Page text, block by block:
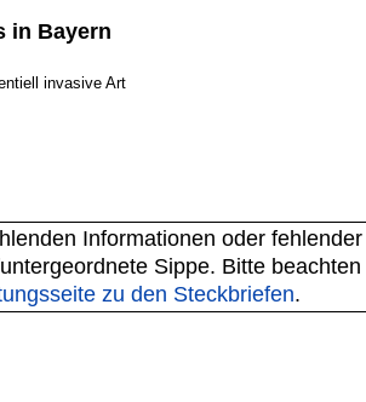
in Bayern
invasive Art
Informationen oder
Sippe. Bitte
zu den Steckbriefen.